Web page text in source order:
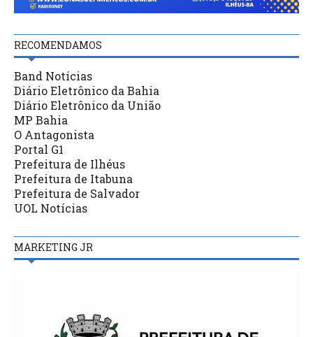
RECOMENDAMOS
Band Notícias
Diário Eletrônico da Bahia
Diário Eletrônico da União
MP Bahia
O Antagonista
Portal G1
Prefeitura de Ilhéus
Prefeitura de Itabuna
Prefeitura de Salvador
UOL Notícias
MARKETING JR